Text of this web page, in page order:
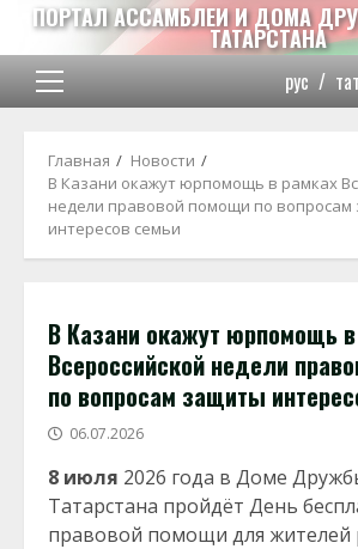
Перейти
содержимому
ПОРТАЛ АССАМБЛЕИ И ДОМА
ТАТАРСТАНА
Основное
рус / тат
Главная
Новости
В Казани окажут юрпомощь в рамках
недели правовой помощи по
интересов семьи
В Казани окажут юрпомощь
Всероссийской недели
по вопросам защиты
06.07.2026
8 июля 2026 года в Доме
Татарстана пройдёт День
правовой помощи для жителей